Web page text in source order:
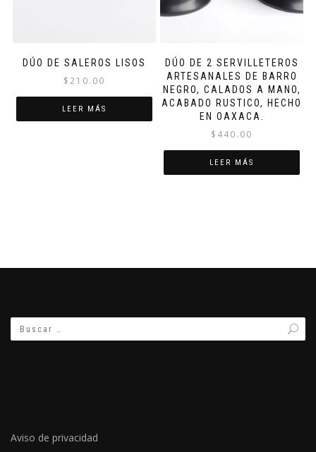
DÚO DE SALEROS LISOS
$210.00
LEER MÁS
DÚO DE 2 SERVILLETEROS
ARTESANALES DE BARRO
NEGRO, CALADOS A MANO,
ACABADO RUSTICO, HECHO
EN OAXACA.
$ 440.00
LEER MÁS
Aviso de privacidad